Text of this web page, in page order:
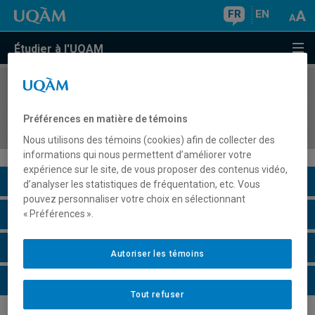
FR EN
Étudier à l'UQAM
COURS//
: histoire, concepts et théorie
Description du cours
Horaire - Été 2026
Horaire - Automne 2026
Horaire - Hiver 2027
Préférences en matière de témoins
Nous utilisons des témoins (cookies) afin de collecter des
informations qui nous permettent d’améliorer votre
expérience sur le site, de vous proposer des contenus vidéo,
d’analyser les statistiques de fréquentation, etc. Vous
pouvez personnaliser votre choix en sélectionnant
« Préférences ».
Tout refuser
Autoriser les témoins